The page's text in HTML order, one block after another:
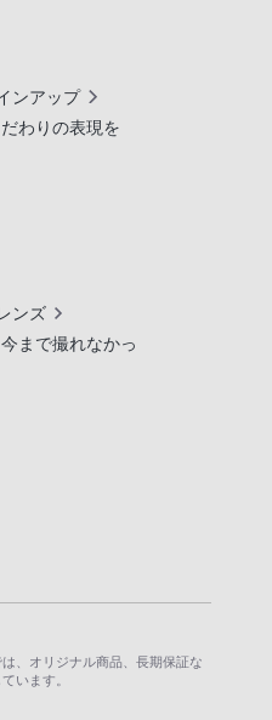
ンアップ
わりの表現を
ンズ
まで撮れなかっ
、オリジナル商品、長期保証な
います。